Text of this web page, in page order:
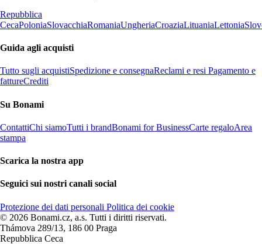
Repubblica
CecaPoloniaSlovacchiaRomaniaUngheriaCroaziaLituaniaLettonia
Guida agli acquisti
Tutto sugli acquistiSpedizione e consegnaReclami e resi Pagamento e
fattureCrediti
Su Bonami
ContattiChi siamoTutti i brandBonami for BusinessCarte regaloArea
stampa
Scarica la nostra app
Seguici sui nostri canali social
Protezione dei dati personali Politica dei cookie
© 2026 Bonami.cz, a.s. Tutti i diritti riservati.
Thámova 289/13, 186 00 Praga
Repubblica Ceca